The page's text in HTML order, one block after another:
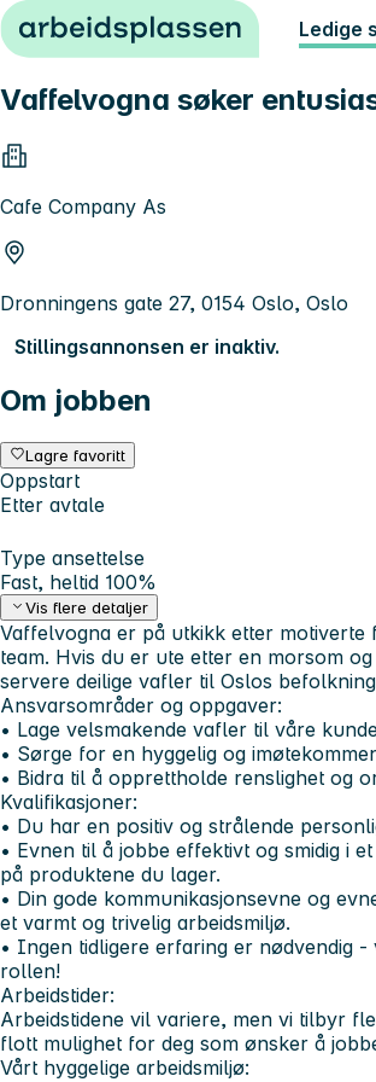
Hopp til innhold Ledige
Vaffelvogna søker
Cafe Company As
Dronningens gate 27, 0154 Oslo, Oslo
Stillingsannonsen er inaktiv.
Om jobben
Lagre favoritt
Oppstart
Etter avtale
Type ansettelse
Fast, heltid 100%
Vis flere detaljer
Vaffelvogna er på utkikk etter
team. Hvis du er ute etter en morsom
servere deilige vafler til Oslos
Ansvarsområder og oppgaver:
• Lage velsmakende vafler til våre
• Sørge for en hyggelig og
• Bidra til å opprettholde renslighet og
Kvalifikasjoner:
• Du har en positiv og strålende
• Evnen til å jobbe effektivt og smidig i
på produktene du lager.
• Din gode kommunikasjonsevne og
et varmt og trivelig arbeidsmiljø.
• Ingen tidligere erfaring er nødvendig
rollen!
Arbeidstider:
Arbeidstidene vil variere, men vi tilbyr
flott mulighet for deg som ønsker å
Vårt hyggelige arbeidsmiljø: